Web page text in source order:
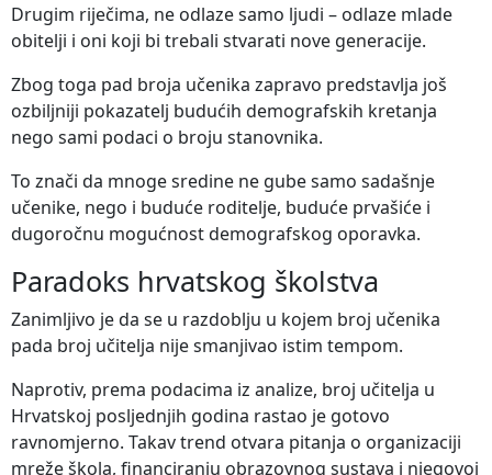
Drugim riječima, ne odlaze samo ljudi – odlaze mlade
obitelji i oni koji bi trebali stvarati nove generacije.
Zbog toga pad broja učenika zapravo predstavlja još
ozbiljniji pokazatelj budućih demografskih kretanja
nego sami podaci o broju stanovnika.
To znači da mnoge sredine ne gube samo sadašnje
učenike, nego i buduće roditelje, buduće prvašiće i
dugoročnu mogućnost demografskog oporavka.
Paradoks hrvatskog školstva
Zanimljivo je da se u razdoblju u kojem broj učenika
pada broj učitelja nije smanjivao istim tempom.
Naprotiv, prema podacima iz analize, broj učitelja u
Hrvatskoj posljednjih godina rastao je gotovo
ravnomjerno. Takav trend otvara pitanja o organizaciji
mreže škola, financiranju obrazovnog sustava i njegovoj